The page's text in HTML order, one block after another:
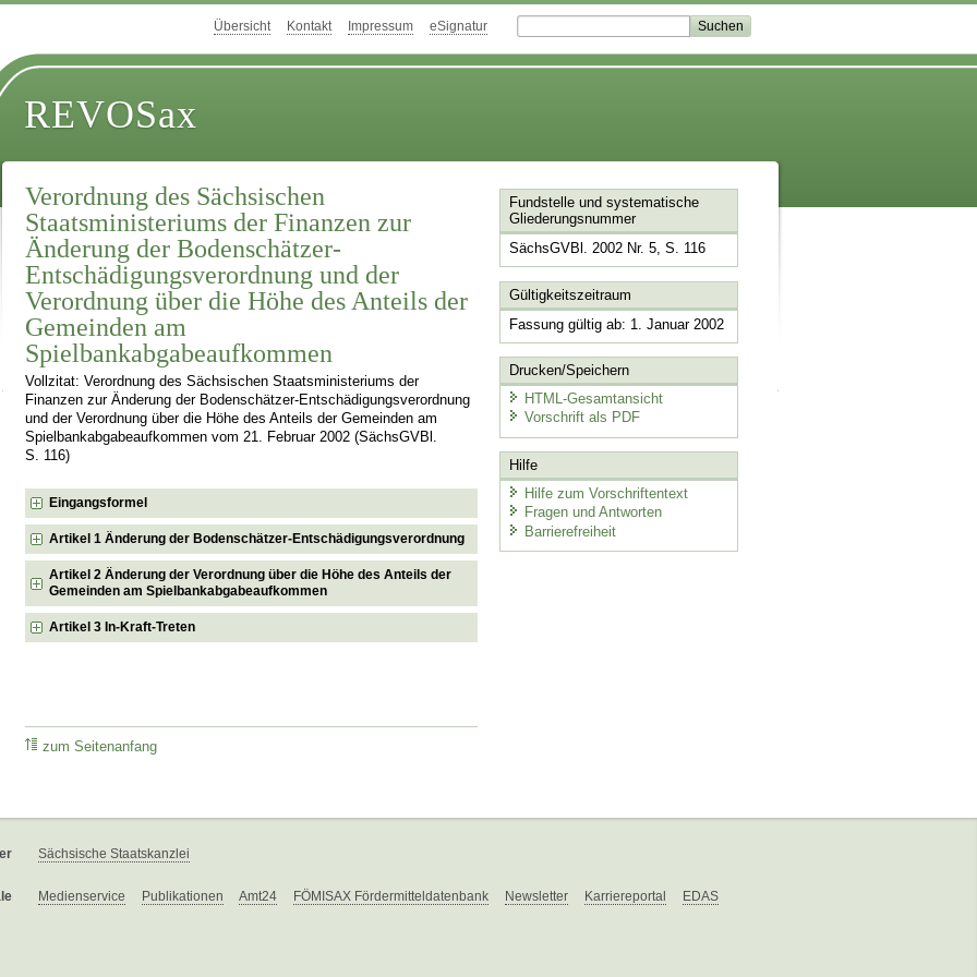
Übersicht Kontakt Impressum eSignatur
REVOSax
Verordnung des Sächsischen
Staatsministeriums der Finanzen zur
Änderung der Bodenschätzer-
Entschädigungsverordnung und der
Verordnung über die Höhe des Anteils der
Gemeinden am
Spielbankabgabeaufkommen
Vollzitat: Verordnung des Sächsischen Staatsministeriums der
Finanzen zur Änderung der Bodenschätzer-Entschädigungsverordnung
und der Verordnung über die Höhe des Anteils der Gemeinden am
Spielbankabgabeaufkommen vom 21. Februar 2002 (SächsGVBl.
S. 116)
Eingangsformel
Artikel 1 Änderung der Bodenschätzer-Entschädigungsverordnung
Artikel 2 Änderung der Verordnung über die Höhe des Anteils der
Gemeinden am Spielbankabgabeaufkommen
Artikel 3 In-Kraft-Treten
zum Seitenanfang
Fundstelle und systematische
Gliederungsnummer
SächsGVBl. 2002 Nr. 5, S. 116
Gültigkeitszeitraum
Fassung gültig ab: 1. Januar 2002
Drucken/Speichern
HTML-Gesamtansicht
Vorschrift als PDF
Hilfe
Hilfe zum Vorschriftentext
Fragen und Antworten
Barrierefreiheit
Sächsische Staatskanzlei
Medienservice Publikationen Amt24 FÖMISAX Fördermitteldatenbank Newsletter Karriereportal EDAS